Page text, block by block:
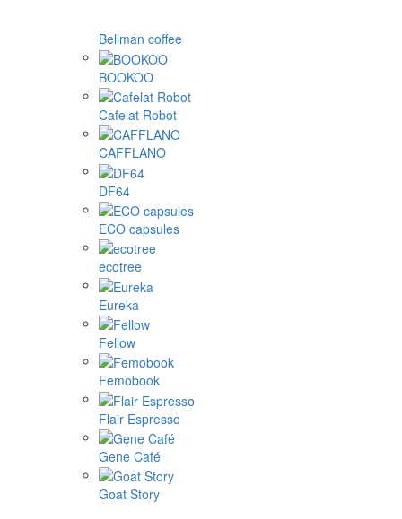
Bellman coffee
BOOKOO
Cafelat Robot
CAFFLANO
DF64
ECO capsules
ecotree
Eureka
Fellow
Femobook
Flair Espresso
Gene Café
Goat Story